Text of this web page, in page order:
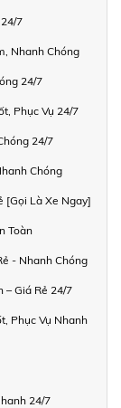
7
Nhanh Chóng
24/7
Phục Vụ 24/7
24/7
Chóng
[Gọi Là Xe Ngay]
Toàn
- Nhanh Chóng
– Giá Rẻ 24/7
Phục Vụ Nhanh
24/7